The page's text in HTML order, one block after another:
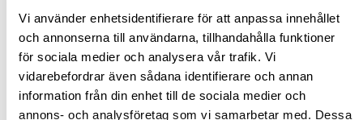
Vi använder enhetsidentifierare för att anpassa innehållet
och annonserna till användarna, tillhandahålla funktioner
för sociala medier och analysera vår trafik. Vi
vidarebefordrar även sådana identifierare och annan
information från din enhet till de sociala medier och
annons- och analysföretag som vi samarbetar med. Dessa
Jönköping huvudlager Finns i lager online
Jönköping butik Slut i lager
Malmö butik Slut i lager
Stockholm butik Finns i lager